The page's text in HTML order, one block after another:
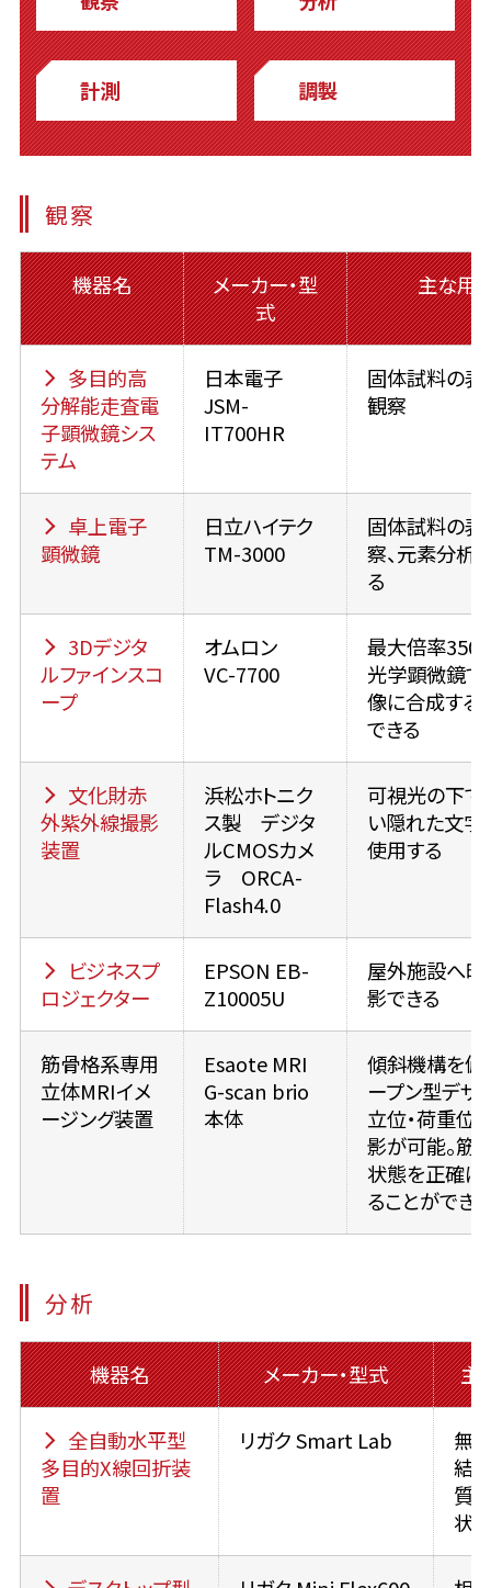
計測 調製
観察
機器名
メーカー・型
式
主な用
多目的高
分解能走査電
子顕微鏡シス
テム
日本電子
JSM-
IT700HR
固体試料の
観察
卓上電子
顕微鏡
日立ハイテク
TM-3000
固体試料の表
察、元素分析
る
3Dデジタ
ルファインスコ
ープ
オムロン
VC-7700
最大倍率
光学顕微鏡で
像に合成する
できる
文化財赤
外紫外線撮影
装置
浜松ホトニク
ス製 デジタ
ルCMOSカメ
ラ ORCA-
Flash4.0
可視光の下で
い隠れた文字
使用する
ビジネスプ
ロジェクター
EPSON EB-
Z10005U
屋外施設へ
影できる
筋骨格系専用
立体MRIイメ
ージング装置
Esaote MRI
G-scan brio
本体
傾斜機構を備
ープン型デザ
立位・荷重位
影が可能。筋
状態を正確に
ることができる
分析
機器名 メーカー・型式 主
全自動水平型
多目的X線回折装
置
リガク Smart Lab
無
結
質
状